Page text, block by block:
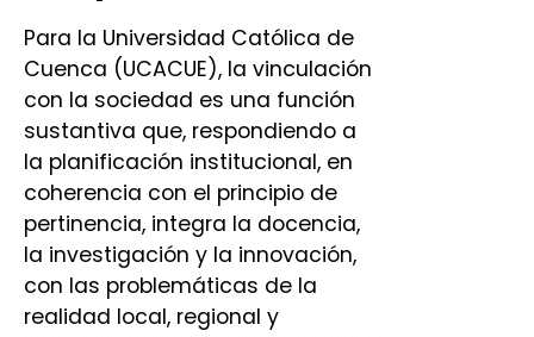
Para la Universidad Católica de
Cuenca (UCACUE), la vinculación
con la sociedad es una función
sustantiva que, respondiendo a
la planificación institucional, en
coherencia con el principio de
pertinencia, integra la docencia,
la investigación y la innovación,
con las problemáticas de la
realidad local, regional y